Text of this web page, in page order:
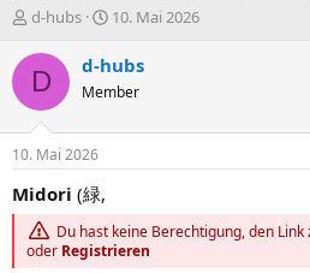
E
s
e
r
d-hubs
E
s
e
t
m
10. Mai 2026
D d-hubs
Member
10. Mai 2026
Midori (緑,
Du hast keine Berechtigung, den
oder Registrieren